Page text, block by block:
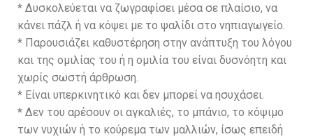
* Δυσκολεύεται να ζωγραφίσει μέσα σε πλαίσιο, να
κάνει πάζλ ή να κόψει με το ψαλίδι στο νηπιαγωγείο.
* Παρουσιάζει καθυστέρηση στην ανάπτυξη του λόγου
και της ομιλίας του ή η ομιλία του είναι δυσνόητη και
χωρίς σωστή άρθρωση.
* Είναι υπερκινητικό και δεν μπορεί να ησυχάσει.
* Δεν του αρέσουν οι αγκαλιές, το μπάνιο, το κόψιμο
των νυχιών ή το κούρεμα των μαλλιών, ίσως επειδή